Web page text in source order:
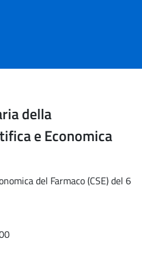
della
e Economica
del Farmaco (CSE) del 6